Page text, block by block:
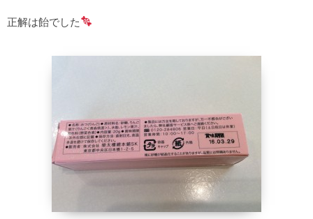
正解は飴でした